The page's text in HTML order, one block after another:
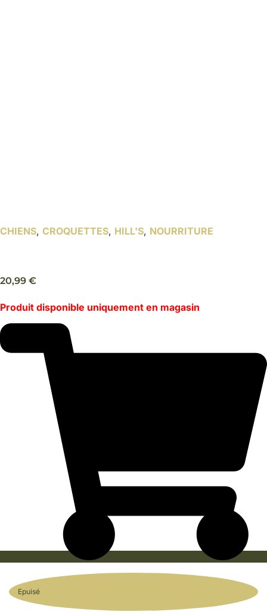
CHIENS, CROQUETTES, HILL'S, NOURRITURE
20,99 €
Produit disponible uniquement en magasin
Epuisé